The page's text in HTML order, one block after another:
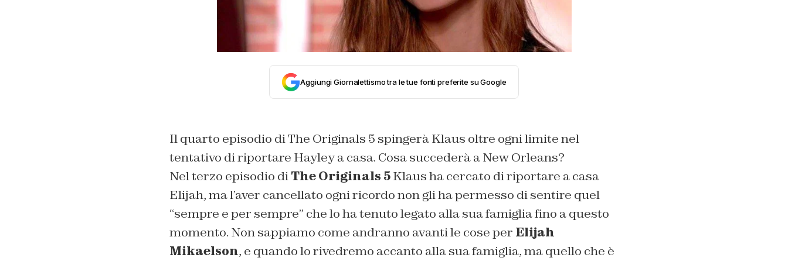
Aggiungi Giornalettismo tra le tue fonti preferite su Google
Il quarto episodio di The Originals 5 spingerà Klaus oltre ogni limite nel
tentativo di riportare Hayley a casa. Cosa succederà a New Orleans?
Nel terzo episodio diThe Originals 5Klaus ha cercato di riportare a casa
Elijah, ma l’aver cancellato ogni ricordo non gli ha permesso di sentire quel
“sempre e per sempre” che lo ha tenuto legato alla sua famiglia fino a questo
momento. Non sappiamo come andranno avanti le cose per Elijah
Mikaelson, e quando lo rivedremo accanto alla sua famiglia, ma quello che è